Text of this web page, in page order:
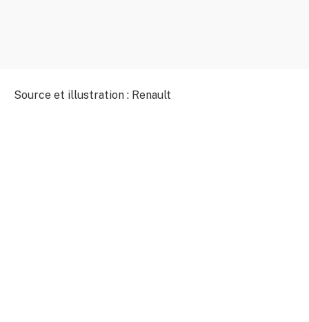
Source et illustration : Renault